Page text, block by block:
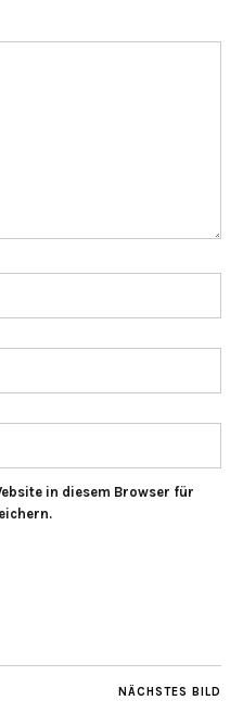
in diesem Browser für
NÄCHSTES BILD